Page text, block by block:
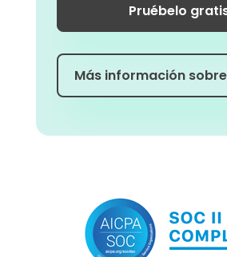
Pruébelo
Más información